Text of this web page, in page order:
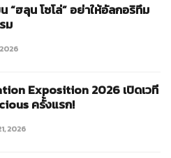
“ฮลุน โซโล่” อย่าให้อัลกอริทึม
ม
Exposition 2026 เปิดเวที
ครั้งแรก!
2026